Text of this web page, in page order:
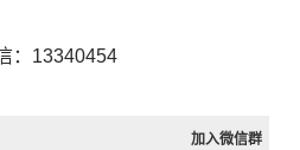
：13340454
加入微信群